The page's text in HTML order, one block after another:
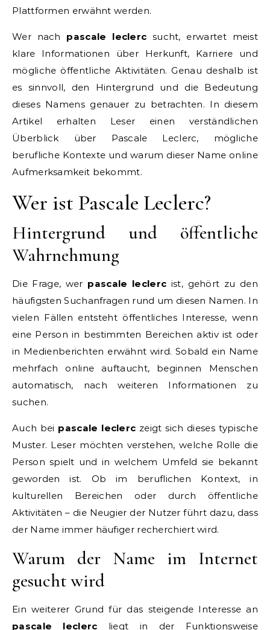
Plattformen erwähnt werden.
Wer nach pascale leclerc sucht, erwartet meist
klare Informationen über Herkunft, Karriere und
mögliche öffentliche Aktivitäten. Genau deshalb ist
es sinnvoll, den Hintergrund und die Bedeutung
dieses Namens genauer zu betrachten. In diesem
Artikel erhalten Leser einen verständlichen
Überblick über Pascale Leclerc, mögliche
berufliche Kontexte und warum dieser Name online
Aufmerksamkeit bekommt.
Wer ist Pascale Leclerc?
Hintergrund und öffentliche
Wahrnehmung
Die Frage, wer pascale leclerc ist, gehört zu den
häufigsten Suchanfragen rund um diesen Namen. In
vielen Fällen entsteht öffentliches Interesse, wenn
eine Person in bestimmten Bereichen aktiv ist oder
in Medienberichten erwähnt wird. Sobald ein Name
mehrfach online auftaucht, beginnen Menschen
automatisch, nach weiteren Informationen zu
suchen.
Auch bei pascale leclerc zeigt sich dieses typische
Muster. Leser möchten verstehen, welche Rolle die
Person spielt und in welchem Umfeld sie bekannt
geworden ist. Ob im beruflichen Kontext, in
kulturellen Bereichen oder durch öffentliche
Aktivitäten – die Neugier der Nutzer führt dazu, dass
der Name immer häufiger recherchiert wird.
Warum der Name im Internet
gesucht wird
Ein weiterer Grund für das steigende Interesse an
pascale leclerc liegt in der Funktionsweise